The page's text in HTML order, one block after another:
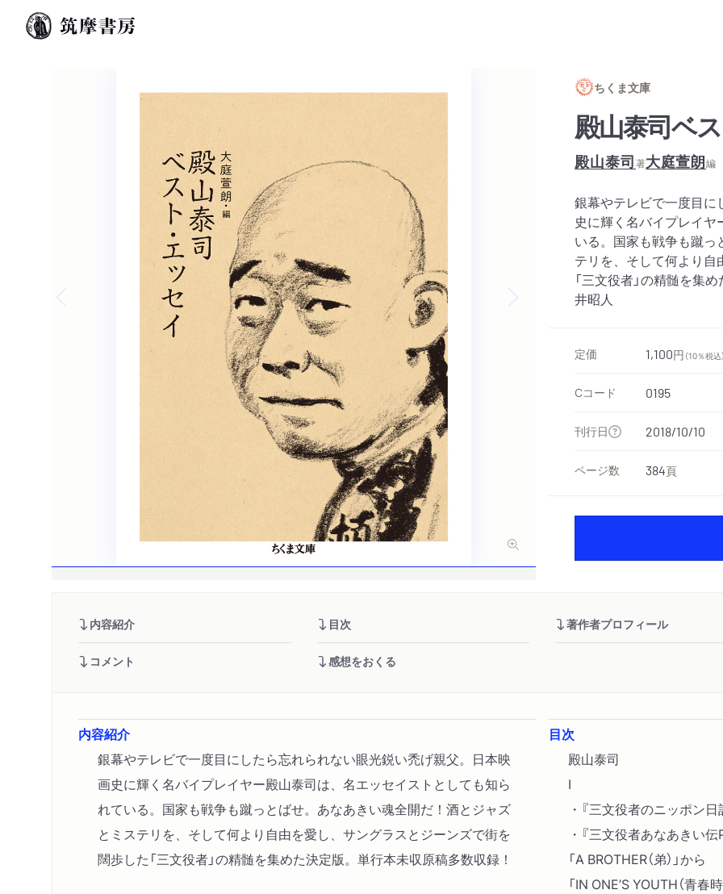
ちくま文庫
殿山泰司ベ
殿山泰司著大庭萱朗編
銀幕やテレビで一度目
史に輝く名バイプレイ
いる。国家も戦争も蹴
テリを、そして何より
「三文役者」の精髄を
井昭人
定価 1,100円 （10％税込）
Cコード 0195
刊行日 2018/10/10
ページ数 384頁
内容紹介 目次 著作者プロフィール
コメント 感想をおくる
内容紹介
銀幕やテレビで一度目にしたら忘れられない眼光鋭い禿げ親父。日本映
画史に輝く名バイプレイヤー殿山泰司は、名エッセイストとしても知ら
れている。国家も戦争も蹴っとばせ。あなあきい魂全開だ！酒とジャズ
とミステリを、そして何より自由を愛し、サングラスとジーンズで街を
闊歩した「三文役者」の精髄を集めた決定版。単行本未収原稿多数収録！
目次
殿山泰司
I
・『三文役者のニッポン日
・『三文役者あなあきい伝
「A BROTHER（弟）」から
「IN ONE’S YOUTH（青春